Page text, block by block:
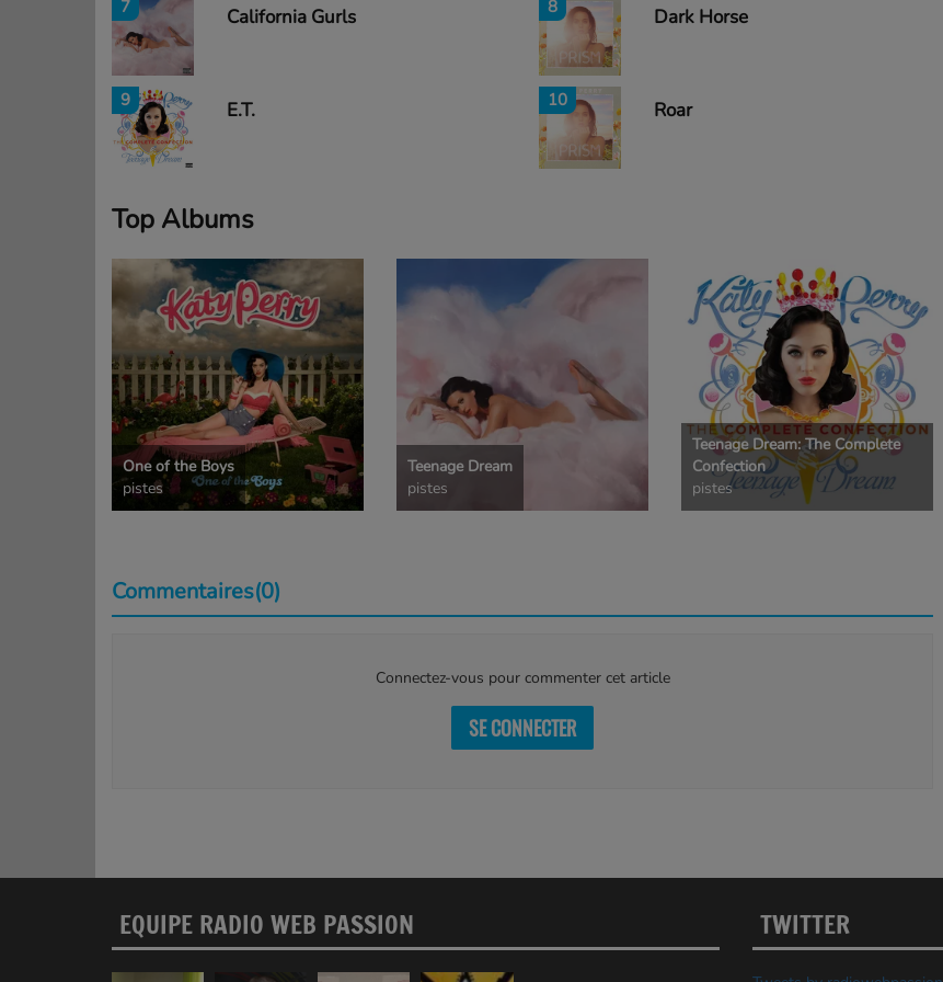
7 California Gurls 8 Dark Horse
9 E.T. 10 Roar
Top Albums
One of the Boys
pistes
Teenage Dream
pistes
Teenage Dream: The Complete
Confection
pistes
Commentaires(0)
Connectez-vous pour commenter cet article
SE CONNECTER
EQUIPE RADIO WEB PASSION TWITTER